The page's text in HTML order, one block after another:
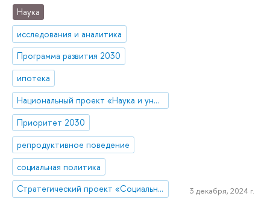
Наука
исследования и аналитика
Программа развития 2030
ипотека
Национальный проект «Наука и университеты»
Приоритет 2030
репродуктивное поведение
социальная политика
Стратегический проект «Социальная политика устойчивого развития и инклюзивного экономического роста»
3 декабря, 2024 г.